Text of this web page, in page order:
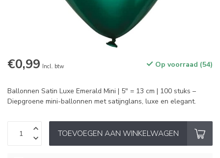
€0,99 Incl. btw Op voorraad (54)
Ballonnen Satin Luxe Emerald Mini | 5" = 13 cm | 100 stuks –
Diepgroene mini-ballonnen met satijnglans, luxe en elegant.
TOEVOEGEN AAN WINKELWAGEN